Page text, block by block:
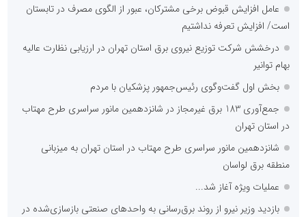
عامل افزایش قبوض برخی مشترکان، عبور از الگوی مصرف در تابستان
است/ افزایش تعرفه نداشتیم
درخشش شرکت توزیع نیروی برق استان تهران در ارزیابی نظارت عالیه
بهام توانیر
بخش اول گفت‌وگوی رئیس‌جمهور پزشکیان با مردم
جمع‌آوری 183 برق غیرمجاز در شانزدهمین مانور سراسری طرح مهتاب
در استان تهران
شانزدهمین مانور سراسری طرح مهتاب در استان تهران به میزبانی
منطقه برق لواسان
عملیات ویژه آغاز شد...
بازدید وزیر نیرو از روند برق‌رسانی به واحدهای صنعتی بازسازی‌شده در